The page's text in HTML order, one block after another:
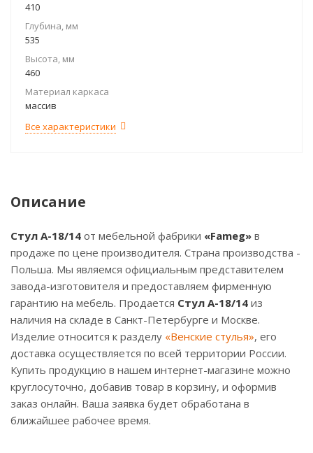
410
Глубина, мм
535
Высота, мм
460
Материал каркаса
массив
Все характеристики
Описание
Стул А-18/14 от мебельной фабрики «Fameg» в
продаже по цене производителя. Страна производства -
Польша. Мы являемся официальным представителем
завода-изготовителя и предоставляем фирменную
гарантию на мебель. Продается Стул А-18/14 из
наличия на складе в Санкт-Петербурге и Москве.
Изделие относится к разделу «Венские стулья», его
доставка осуществляется по всей территории России.
Купить продукцию в нашем интернет-магазине можно
круглосуточно, добавив товар в корзину, и оформив
заказ онлайн. Ваша заявка будет обработана в
ближайшее рабочее время.